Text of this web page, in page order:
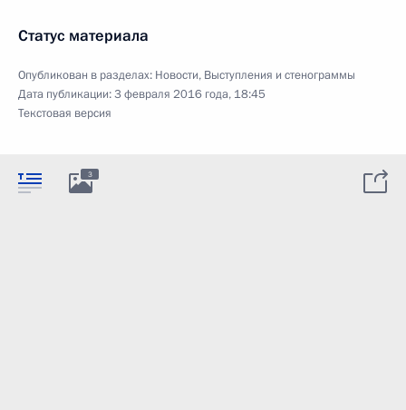
Статус материала
Опубликован в разделах: Новости, Выступления и стенограммы
Дата публикации:3 февраля 2016 года, 18:45
Текстовая версия
3